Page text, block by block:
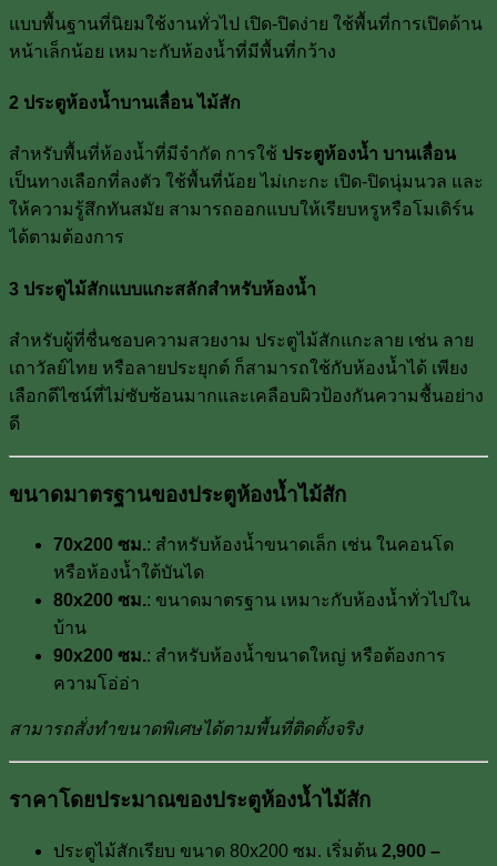
แบบพื้นฐานที่นิยมใช้งานทั่วไป เปิด-ปิดง่าย ใช้พื้นที่การเปิดด้าน
หน้าเล็กน้อย เหมาะกับห้องน้ำที่มีพื้นที่กว้าง
2 ประตูห้องน้ำบานเลื่อน ไม้สัก
สำหรับพื้นที่ห้องน้ำที่มีจำกัด การใช้ ประตูห้องน้ำ บานเลื่อน
เป็นทางเลือกที่ลงตัว ใช้พื้นที่น้อย ไม่เกะกะ เปิด-ปิดนุ่มนวล และ
ให้ความรู้สึกทันสมัย สามารถออกแบบให้เรียบหรูหรือโมเดิร์น
ได้ตามต้องการ
3 ประตูไม้สักแบบแกะสลักสำหรับห้องน้ำ
สำหรับผู้ที่ชื่นชอบความสวยงาม ประตูไม้สักแกะลาย เช่น ลาย
เถาวัลย์ไทย หรือลายประยุกต์ ก็สามารถใช้กับห้องน้ำได้ เพียง
เลือกดีไซน์ที่ไม่ซับซ้อนมากและเคลือบผิวป้องกันความชื้นอย่าง
ดี
ขนาดมาตรฐานของประตูห้องน้ำไม้สัก
70x200 ซม.: สำหรับห้องน้ำขนาดเล็ก เช่น ในคอนโด
หรือห้องน้ำใต้บันได
80x200 ซม.: ขนาดมาตรฐาน เหมาะกับห้องน้ำทั่วไปใน
บ้าน
90x200 ซม.: สำหรับห้องน้ำขนาดใหญ่ หรือต้องการ
ความโอ่อ่า
สามารถสั่งทำขนาดพิเศษได้ตามพื้นที่ติดตั้งจริง
ราคาโดยประมาณของประตูห้องน้ำไม้สัก
ประตูไม้สักเรียบ ขนาด 80x200 ซม. เริ่มต้น 2,900 –